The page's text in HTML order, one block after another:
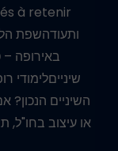
ותעודהשפת
באירופה –
שינייםלימודי
השיניים הנכון?
או עיצוב בחו"ל,